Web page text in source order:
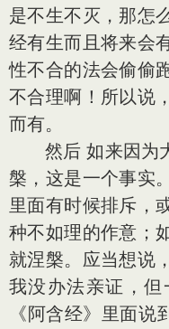
是不生不灭，那怎
经有生而且将来会
性不合的法会偷偷
不合理啊！所以说
而有。
然后 如来因为大
槃，这是一个事实
里面有时候排斥，
种不如理的作意；
就涅槃。应当想说
我没办法亲证，
《阿含经》里面说